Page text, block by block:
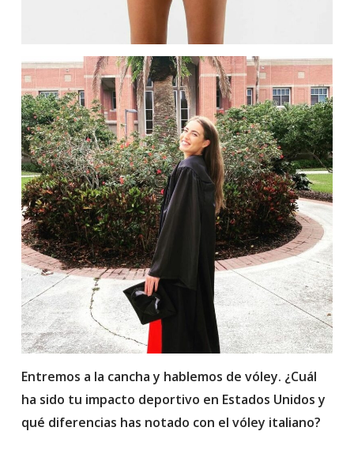
Entremos a la cancha y hablemos de vóley. ¿Cuál
ha sido tu impacto deportivo en Estados Unidos y
qué diferencias has notado con el vóley italiano?